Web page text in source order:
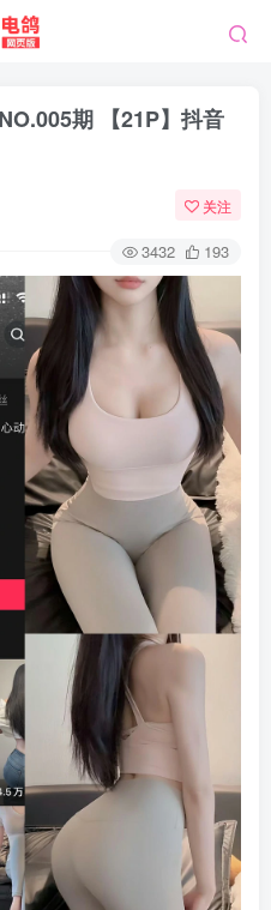
期 【21P】抖音
关注
3432 193